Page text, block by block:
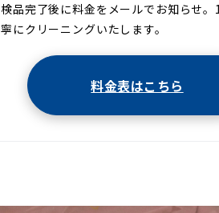
検品完了後に料金をメールでお知らせ。
寧にクリーニングいたします。
料金表はこちら